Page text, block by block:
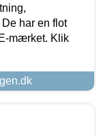
har en flot
mærket. Klik